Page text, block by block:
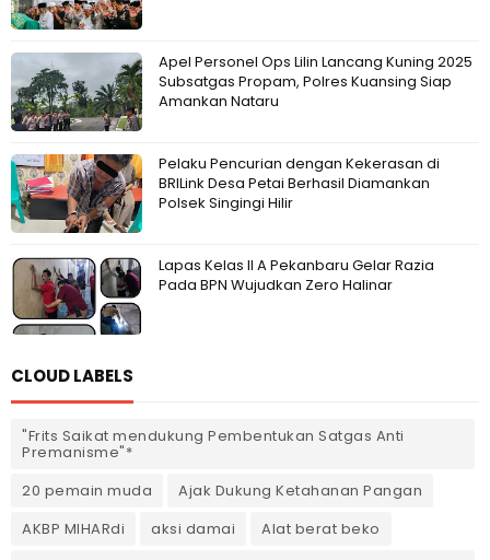
Apel Personel Ops Lilin Lancang Kuning 2025
Subsatgas Propam, Polres Kuansing Siap
Amankan Nataru
Pelaku Pencurian dengan Kekerasan di
BRILink Desa Petai Berhasil Diamankan
Polsek Singingi Hilir
Lapas Kelas II A Pekanbaru Gelar Razia
Pada BPN Wujudkan Zero Halinar
CLOUD LABELS
"Frits Saikat mendukung Pembentukan Satgas Anti
Premanisme"*
20 pemain muda
Ajak Dukung Ketahanan Pangan
AKBP MIHARdi
aksi damai
Alat berat beko